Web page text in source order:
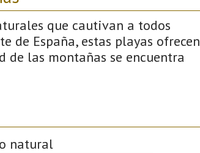
que cautivan a todos
de España, estas playas ofrecen
las montañas se encuentra
natural